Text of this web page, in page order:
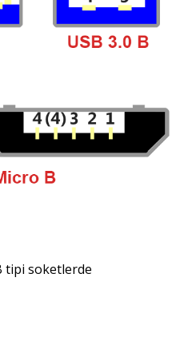
tipi soketlerde